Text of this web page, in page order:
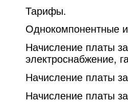
Тарифы.
Однокомпонентные
Начисление платы
электроснабжение,
Начисление платы
Начисление платы